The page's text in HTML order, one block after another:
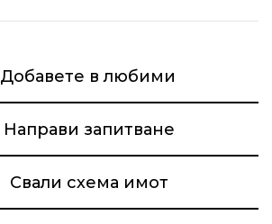
Добавете в любими
Направи запитване
Свали схема имот